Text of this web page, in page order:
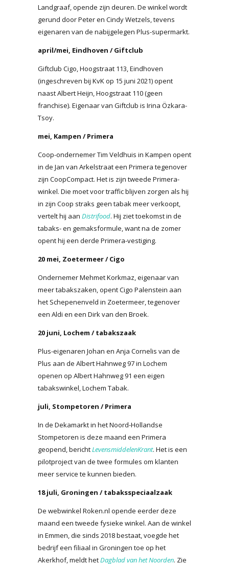
Landgraaf, opende zijn deuren. De winkel wordt
gerund door Peter en Cindy Wetzels, tevens
eigenaren van de nabijgelegen Plus-supermarkt.
april/mei, Eindhoven / Giftclub
Giftclub Cigo, Hoogstraat 113, Eindhoven
(ingeschreven bij KvK op 15 juni 2021) opent
naast Albert Heijn, Hoogstraat 110 (geen
franchise). Eigenaar van Giftclub is Irina Özkara-
Tsoy.
mei, Kampen / Primera
Coop-ondernemer Tim Veldhuis in Kampen opent
in de Jan van Arkelstraat een Primera tegenover
zijn CoopCompact. Het is zijn tweede Primera-
winkel. Die moet voor traffic blijven zorgen als hij
in zijn Coop straks geen tabak meer verkoopt,
vertelt hij aan Distrifood. Hij ziet toekomst in de
tabaks- en gemaksformule, want na de zomer
opent hij een derde Primera-vestiging.
20 mei, Zoetermeer / Cigo
Ondernemer Mehmet Korkmaz, eigenaar van
meer tabakszaken, opent Cigo Palenstein aan
het Schepenenveld in Zoetermeer, tegenover
een Aldi en een Dirk van den Broek.
20 juni, Lochem / tabakszaak
Plus-eigenaren Johan en Anja Cornelis van de
Plus aan de Albert Hahnweg 97 in Lochem
openen op Albert Hahnweg 91 een eigen
tabakswinkel, Lochem Tabak.
juli, Stompetoren / Primera
In de Dekamarkt in het Noord-Hollandse
Stompetoren is deze maand een Primera
geopend, berichtLevensmiddelenKrant. Het is een
pilotproject van de twee formules om klanten
meer service te kunnen bieden.
18 juli, Groningen / tabaksspeciaalzaak
De webwinkel Roken.nl opende eerder deze
maand een tweede fysieke winkel. Aan de winkel
in Emmen, die sinds 2018 bestaat, voegde het
bedrijf een filiaal in Groningen toe op het
Akerkhof, meldt hetDagblad van het Noorden. Zie